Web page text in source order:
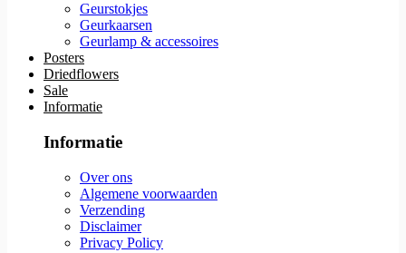
Geurstokjes
Geurkaarsen
Geurlamp & accessoires
Posters
Driedflowers
Sale
Informatie
Informatie
Over ons
Algemene voorwaarden
Verzending
Disclaimer
Privacy Policy